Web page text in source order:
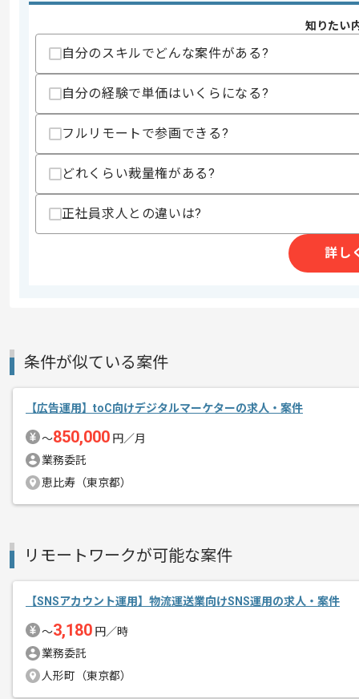
・広告運用や分析、施策の実行などの
歓迎スキル
・データ分析を用いた事業開発経験
・大手企業内での新規事業立ち上げ経験
上記に似た経験やスキルをお持ちであれば申
その他募集要項
商談回数
2026/06/01
メント
今回はtoC向け新規事業グロース支援案
Webマーケターとしての実務経験を活
知りたい
自分のスキルでどんな案件がある?
自分の経験で単価はいくらになる?
フルリモートで参画できる?
どれくらい裁量権がある?
正社員求人との違いは?
詳し
条件が似ている案件
【広告運用】toC向けデジタルマーケターの求人・案件
〜850,000 円／月
業務委託
恵比寿（東京都）
リモートワークが可能な案件
【SNSアカウント運用】物流運送業向けSNS運用の求人・案件
〜3,180 円／時
業務委託
人形町（東京都）